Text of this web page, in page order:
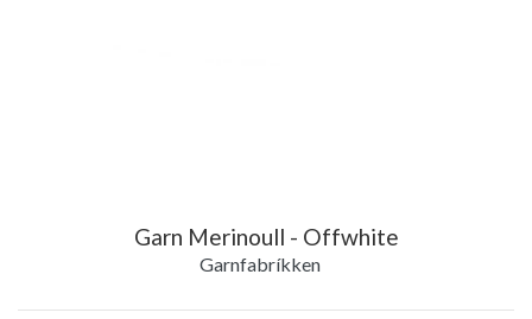
Garn Merinoull - Offwhite
Garnfabríkken